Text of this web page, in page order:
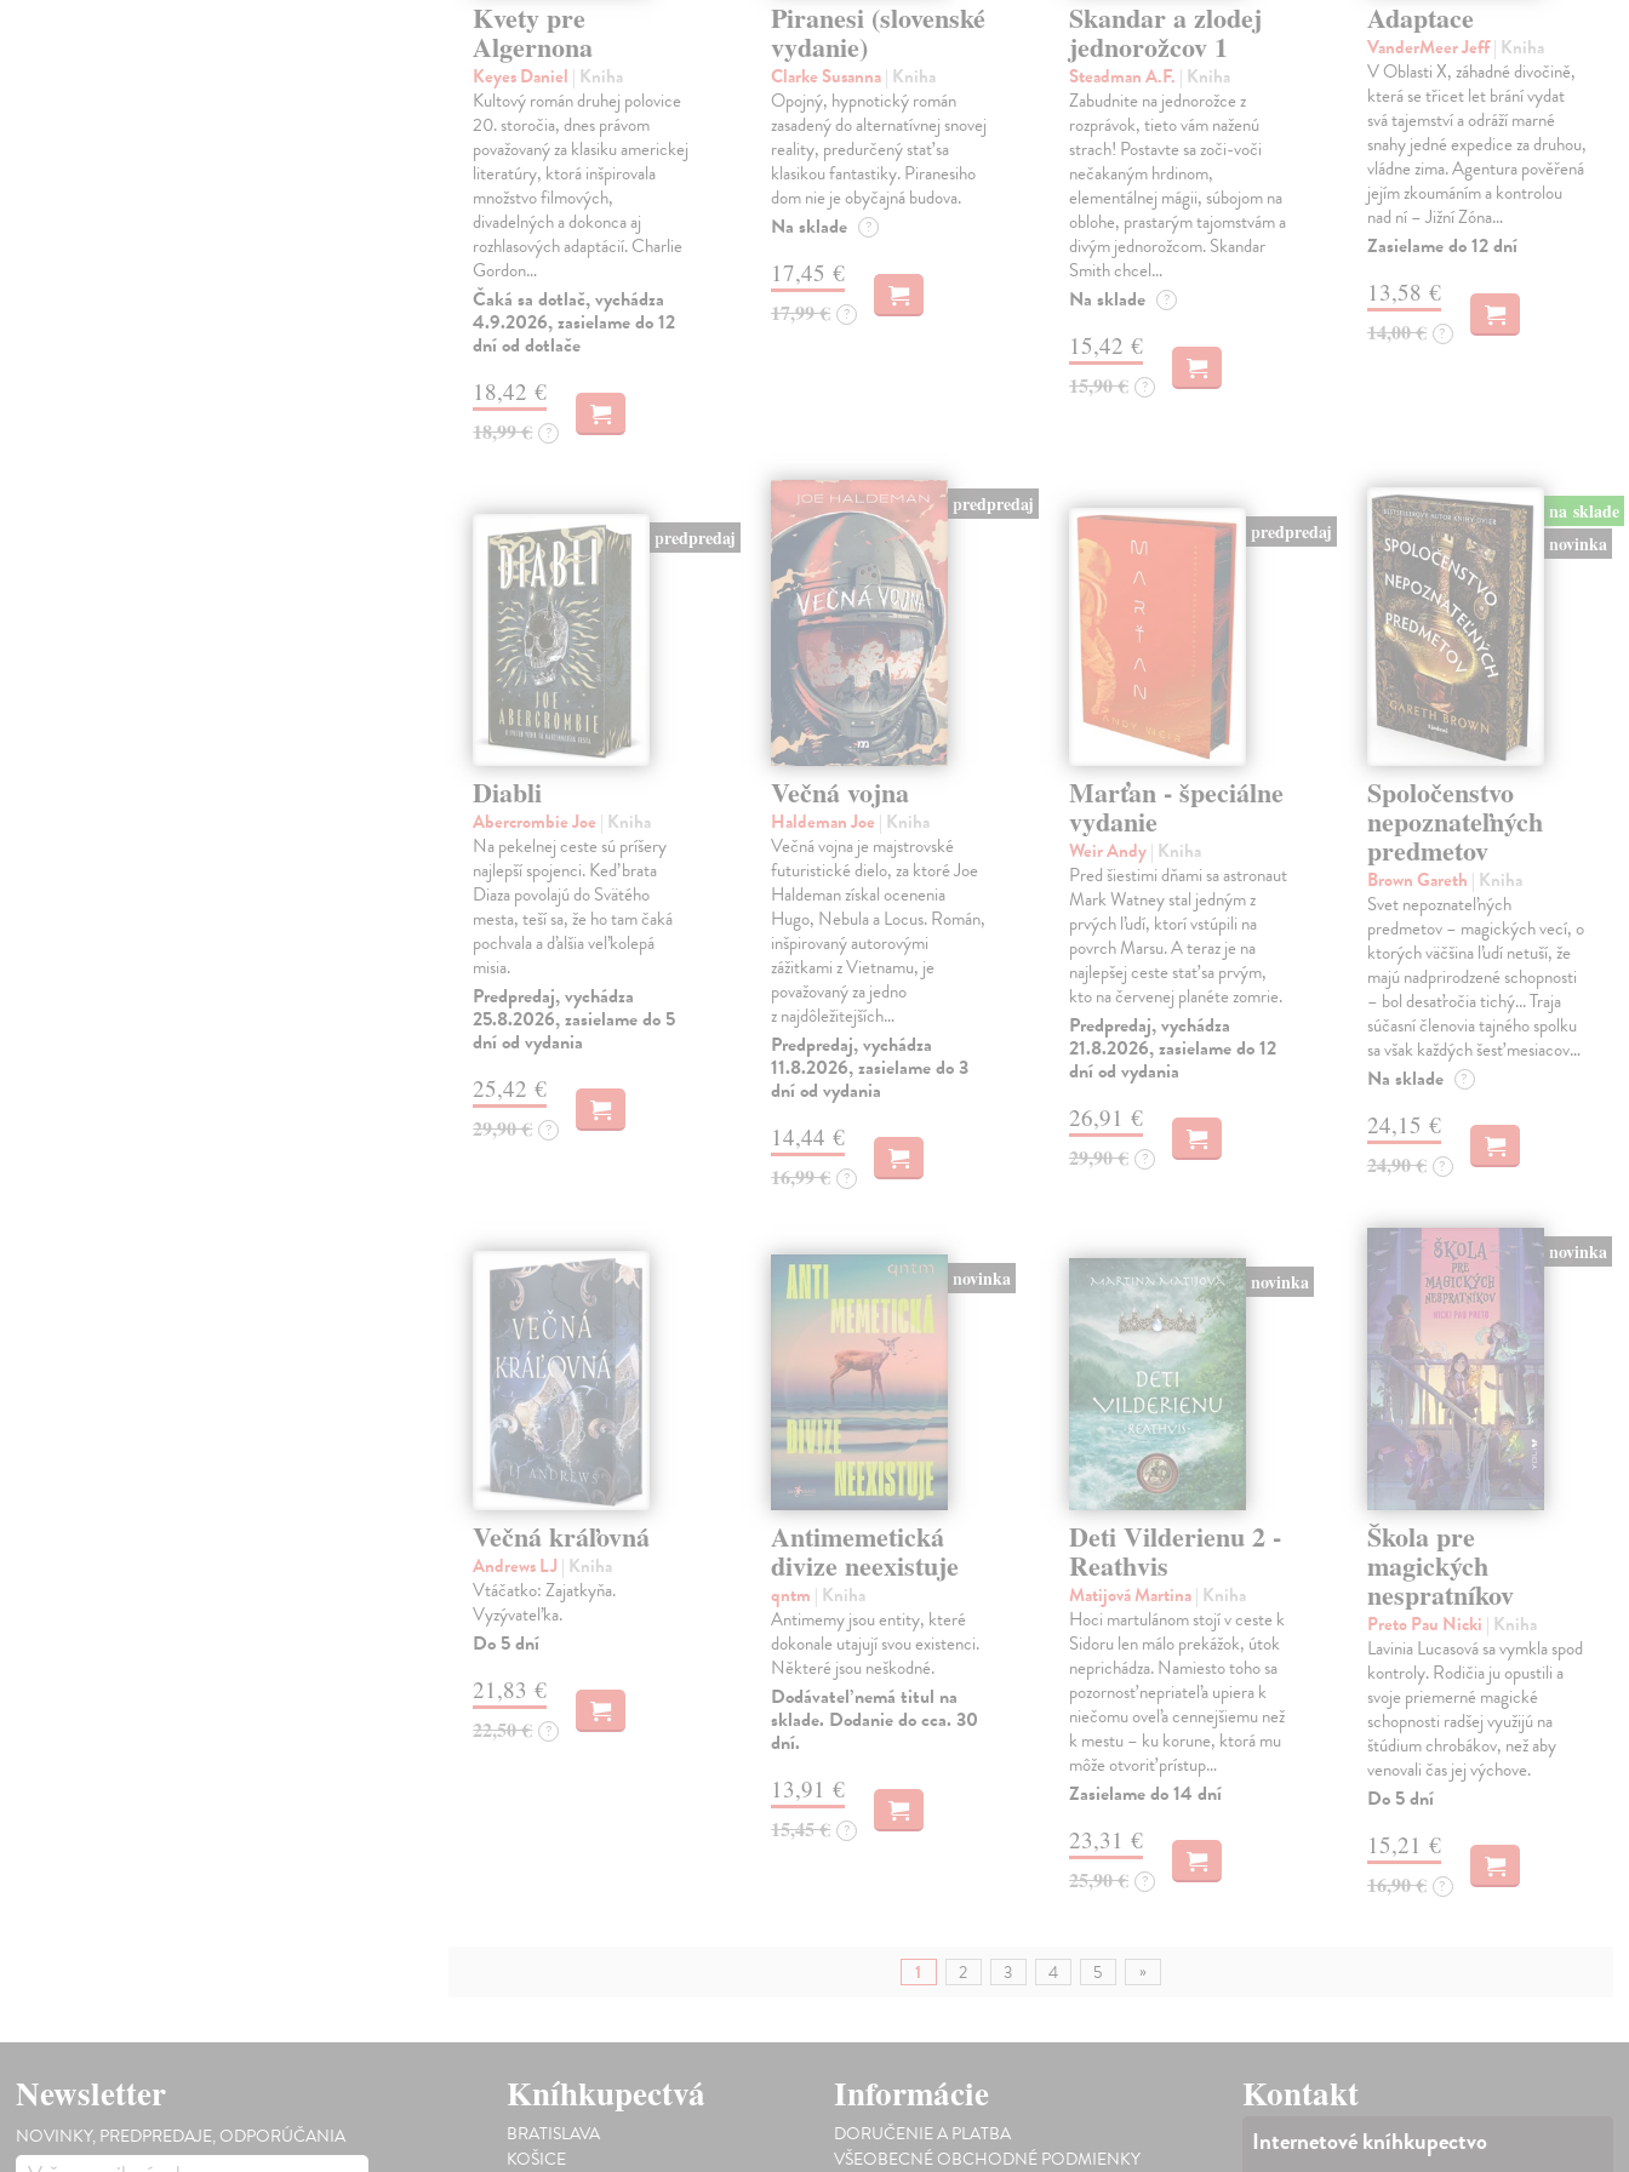
Kvety pre
Algernona
Keyes Daniel | Kniha
Kultový román druhej polovice
20. storočia, dnes právom
považovaný za klasiku americkej
literatúry, ktorá inšpirovala
množstvo filmových,
divadelných a dokonca aj
rozhlasových adaptácií. Charlie
Gordon…
Čaká sa dotlač, vychádza
4.9.2026, zasielame do 12
dní od dotlače
18,42 €
18,99 € ?
Piranesi (slovenské
vydanie)
Clarke Susanna| Kniha
Opojný, hypnotický román
zasadený do alternatívnej snovej
reality, predurčený stať sa
klasikou fantastiky. Piranesiho
dom nie je obyčajná budova.
Na sklade ?
17,45 €
17,99 € ?
Skandar a zlodej
jednorožcov 1
Steadman A.F. | Kniha
Zabudnite na jednorožce z
rozprávok, tieto vám naženú
strach! Postavte sa zoči-voči
nečakaným hrdinom,
elementálnej mágii, súbojom na
oblohe, prastarým tajomstvám a
divým jednorožcom. Skandar
Smith chcel…
Na sklade ?
15,42 €
15,90 € ?
Adaptace
VanderMeer Jeff| Kniha
V Oblasti X, záhadné divočině,
která se třicet let brání vydat
svá tajemství a odráží marné
snahy jedné expedice za druhou,
vládne zima. Agentura pověřená
jejím zkoumáním a kontrolou
nad ní – Jižní Zóna…
Zasielame do 12 dní
13,58 €
14,00 € ?
predpredaj
Diabli
Abercrombie Joe | Kniha
Na pekelnej ceste sú príšery
najlepší spojenci. Keď brata
Diaza povolajú do Svätého
mesta, teší sa, že ho tam čaká
pochvala a ďalšia veľkolepá
misia.
Predpredaj, vychádza
25.8.2026, zasielame do 5
dní od vydania
25,42 €
29,90 € ?
predpredaj
Večná vojna
Haldeman Joe | Kniha
Večná vojna je majstrovské
futuristické dielo, za ktoré Joe
Haldeman získal ocenenia
Hugo, Nebula a Locus. Román,
inšpirovaný autorovými
zážitkami z Vietnamu, je
považovaný za jedno
z najdôležitejších…
Predpredaj, vychádza
11.8.2026, zasielame do 3
dní od vydania
14,44 €
16,99 € ?
predpredaj
Marťan - špeciálne
vydanie
Weir Andy| Kniha
Pred šiestimi dňami sa astronaut
Mark Watney stal jedným z
prvých ľudí, ktorí vstúpili na
povrch Marsu. A teraz je na
najlepšej ceste stať sa prvým,
kto na červenej planéte zomrie.
Predpredaj, vychádza
21.8.2026, zasielame do 12
dní od vydania
26,91 €
29,90 € ?
na sklade
novinka
Spoločenstvo
nepoznateľných
predmetov
Brown Gareth | Kniha
Svet nepoznateľných
predmetov – magických vecí, o
ktorých väčšina ľudí netuší, že
majú nadprirodzené schopnosti
– bol desaťročia tichý... Traja
súčasní členovia tajného spolku
sa však každých šesť mesiacov…
Na sklade ?
24,15 €
24,90 € ?
Večná kráľovná
Andrews LJ | Kniha
Vtáčatko: Zajatkyňa.
Vyzývateľka.
Do 5 dní
21,83 €
22,50 € ?
novinka
Antimemetická
divize neexistuje
qntm | Kniha
Antimemy jsou entity, které
dokonale utajují svou existenci.
Některé jsou neškodné.
Dodávateľ nemá titul na
sklade. Dodanie do cca. 30
dní.
13,91 €
15,45 € ?
novinka
Deti Vilderienu 2 -
Reathvis
Matijová Martina| Kniha
Hoci martulánom stojí v ceste k
Sidoru len málo prekážok, útok
neprichádza. Namiesto toho sa
pozornosť nepriateľa upiera k
niečomu oveľa cennejšiemu než
k mestu – ku korune, ktorá mu
môže otvoriť prístup…
Zasielame do 14 dní
23,31 €
25,90 € ?
novinka
Škola pre
magických
nespratníkov
Preto Pau Nicki | Kniha
Lavinia Lucasová sa vymkla spod
kontroly. Rodičia ju opustili a
svoje priemerné magické
schopnosti radšej využijú na
štúdium chrobákov, než aby
venovali čas jej výchove.
Do 5 dní
15,21 €
16,90 € ?
1 2 3 4 5 »
Newsletter
NOVINKY, PREDPREDAJE, ODPORÚČANIA
Kníhkupectvá
BRATISLAVA
KOŠICE
Informácie
DORUČENIE A PLATBA
VŠEOBECNÉ OBCHODNÉ PODMIENKY
Kontakt
Internetové kníhkupectvo